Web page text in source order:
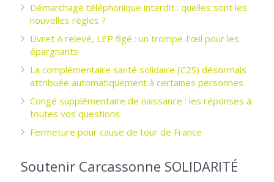
Démarchage téléphonique interdit : quelles sont les
nouvelles règles ?
Livret A relevé, LEP figé : un trompe-l’œil pour les
épargnants ­
La complémentaire santé solidaire (C2S) désormais
attribuée automatiquement à certaines personnes
Congé supplémentaire de naissance : les réponses à
toutes vos questions
Fermeture pour cause de tour de France
Soutenir Carcassonne SOLIDARITÉ